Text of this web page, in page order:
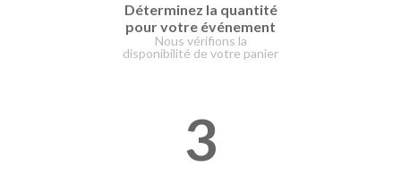
Déterminez la quantité
pour votre événement
Nous vérifions la
disponibilité de votre panier
3